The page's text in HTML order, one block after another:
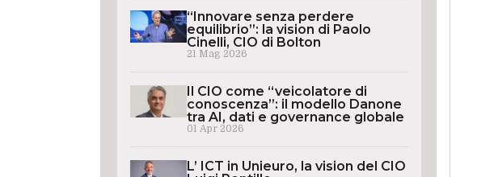
“Innovare senza perdere
equilibrio”: la vision di Paolo
Cinelli, CIO di Bolton
21 Mag 2026
Il CIO come “veicolatore di
conoscenza”: il modello Danone
tra AI, dati e governance globale
01 Apr 2026
L’ ICT in Unieuro, la vision del CIO